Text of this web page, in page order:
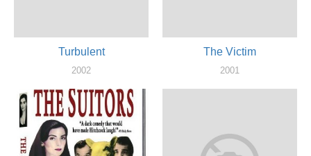
Turbulent
2002
The Victim
2001